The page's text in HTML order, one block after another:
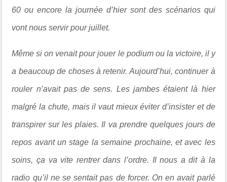
60 ou encore la journée d’hier sont des scénarios qui
vont nous servir pour juillet.
Même si on venait pour jouer le podium ou la victoire, il y
a beaucoup de choses à retenir. Aujourd’hui, continuer à
rouler n’avait pas de sens. Les jambes étaient là hier
malgré la chute, mais il vaut mieux éviter d’insister et de
transpirer sur les plaies. Il va prendre quelques jours de
repos avant un stage la semaine prochaine, et avec les
soins, ça va vite rentrer dans l’ordre. Il nous a dit à la
radio qu’il ne se sentait pas de forcer. On en avait parlé